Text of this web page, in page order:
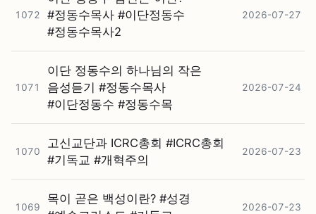
1072
#⁠정동수목사 #⁠이단정동수
#⁠정동수목사2
2026-07-27
1071
이단 정동수의 하나님의 작은
음성듣기 #⁠정동수목사
#⁠이단정동수 #⁠정동수목
2026-07-24
1070
고신교단과 ICRC총회 #⁠ICRC총회
#⁠기독교 #⁠개혁주의
2026-07-23
1069
목이 곧은 백성이란? #⁠성경
2026-07-23